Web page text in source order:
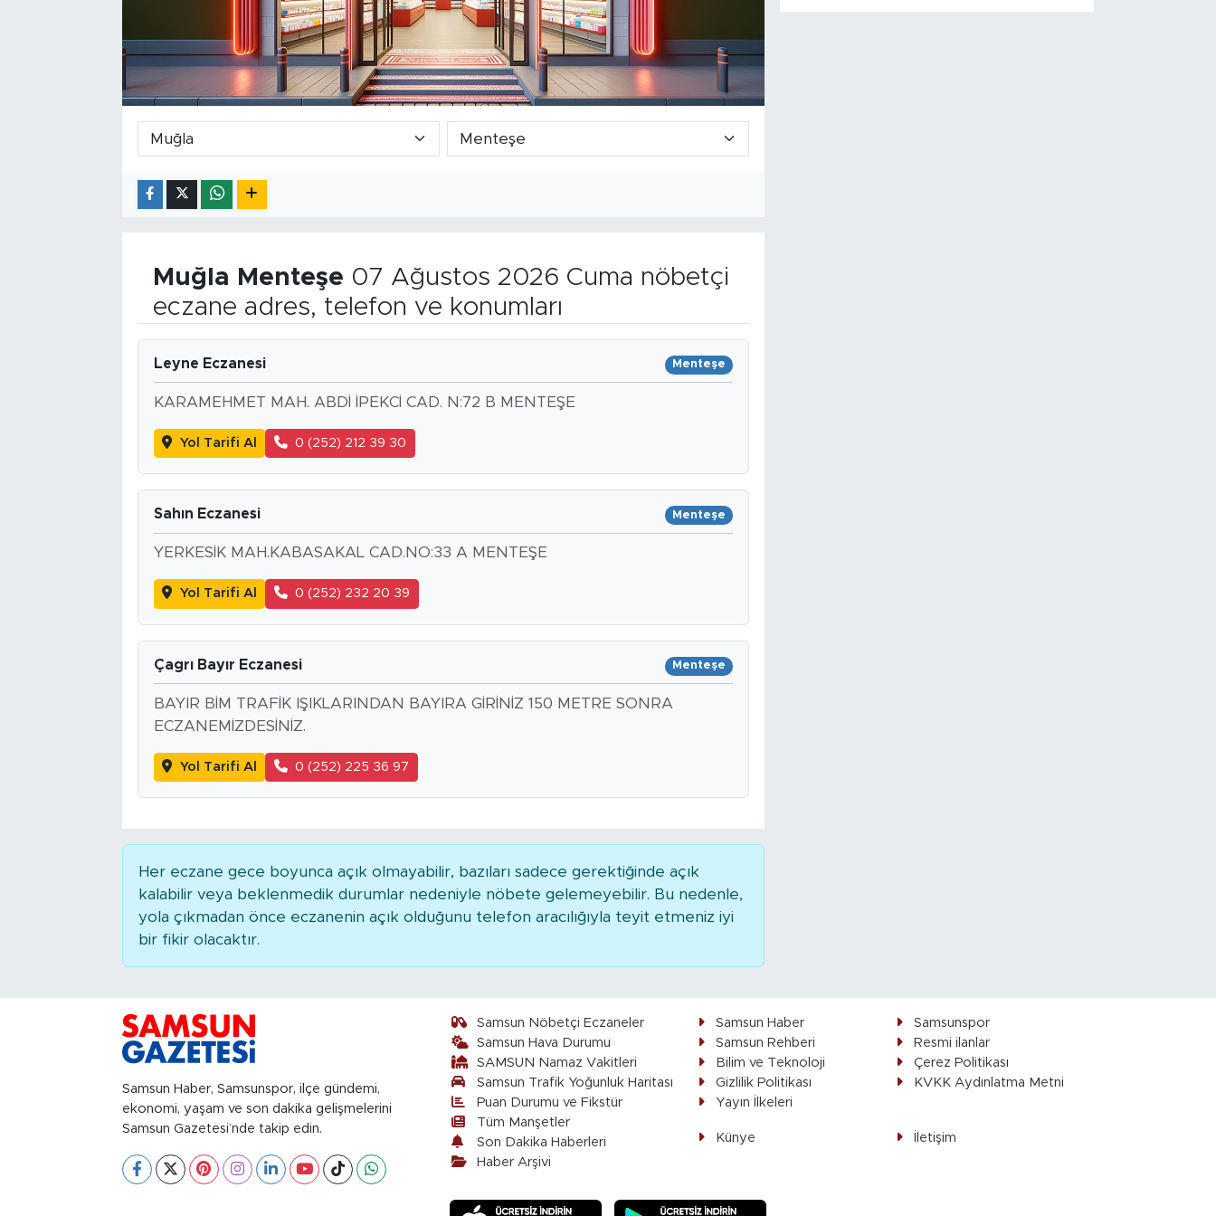
Muğla Menteşe 07 Ağustos 2026 Cuma nöbetçi
eczane adres, telefon ve konumları
Leyne Eczanesi Menteşe
KARAMEHMET MAH. ABDİ İPEKCİ CAD. N:72 B MENTEŞE
Yol Tarifi Al 0 (252) 212 39 30
Sahın Eczanesi Menteşe
YERKESİK MAH.KABASAKAL CAD.NO:33 A MENTEŞE
Yol Tarifi Al 0 (252) 232 20 39
Çagrı Bayır Eczanesi Menteşe
BAYIR BİM TRAFİK IŞIKLARINDAN BAYIRA GİRİNİZ 150 METRE SONRA
ECZANEMİZDESİNİZ.
Yol Tarifi Al 0 (252) 225 36 97
Her eczane gece boyunca açık olmayabilir, bazıları sadece gerektiğinde açık
kalabilir veya beklenmedik durumlar nedeniyle nöbete gelemeyebilir. Bu nedenle,
yola çıkmadan önce eczanenin açık olduğunu telefon aracılığıyla teyit etmeniz iyi
bir fikir olacaktır.
Samsun Haber, Samsunspor, ilçe gündemi,
ekonomi, yaşam ve son dakika gelişmelerini
Samsun Gazetesi’nde takip edin.
Samsun Nöbetçi Eczaneler
Samsun Hava Durumu
SAMSUN Namaz Vakitleri
Samsun Trafik Yoğunluk Haritası
Puan Durumu ve Fikstür
Tüm Manşetler
Son Dakika Haberleri
Haber Arşivi
Samsun Haber
Samsunspor
Samsun Rehberi
Resmi ilanlar
Bilim ve Teknoloji
Çerez Politikası
Gizlilik Politikası
KVKK Aydınlatma Metni
Yayın İlkeleri
Künye İletişim